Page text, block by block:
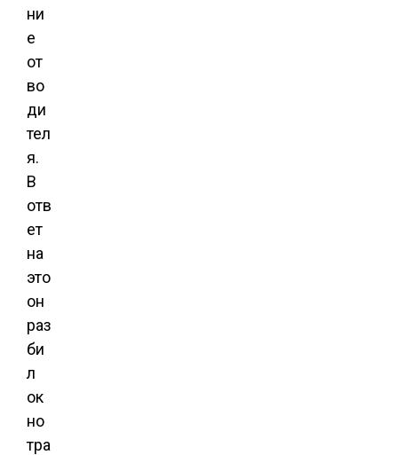
ни
е
от
во
ди
тел
я.
В
отв
ет
на
это
он
раз
би
л
ок
но
тра